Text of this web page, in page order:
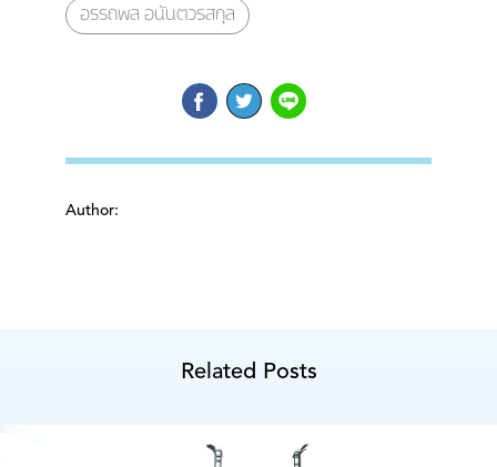
อรรถพล อนันตวรสกุล
Author:
Related Posts